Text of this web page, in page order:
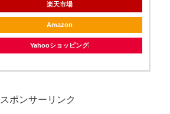
楽天市場
Amazon
Yahooショッピング
スポンサーリンク